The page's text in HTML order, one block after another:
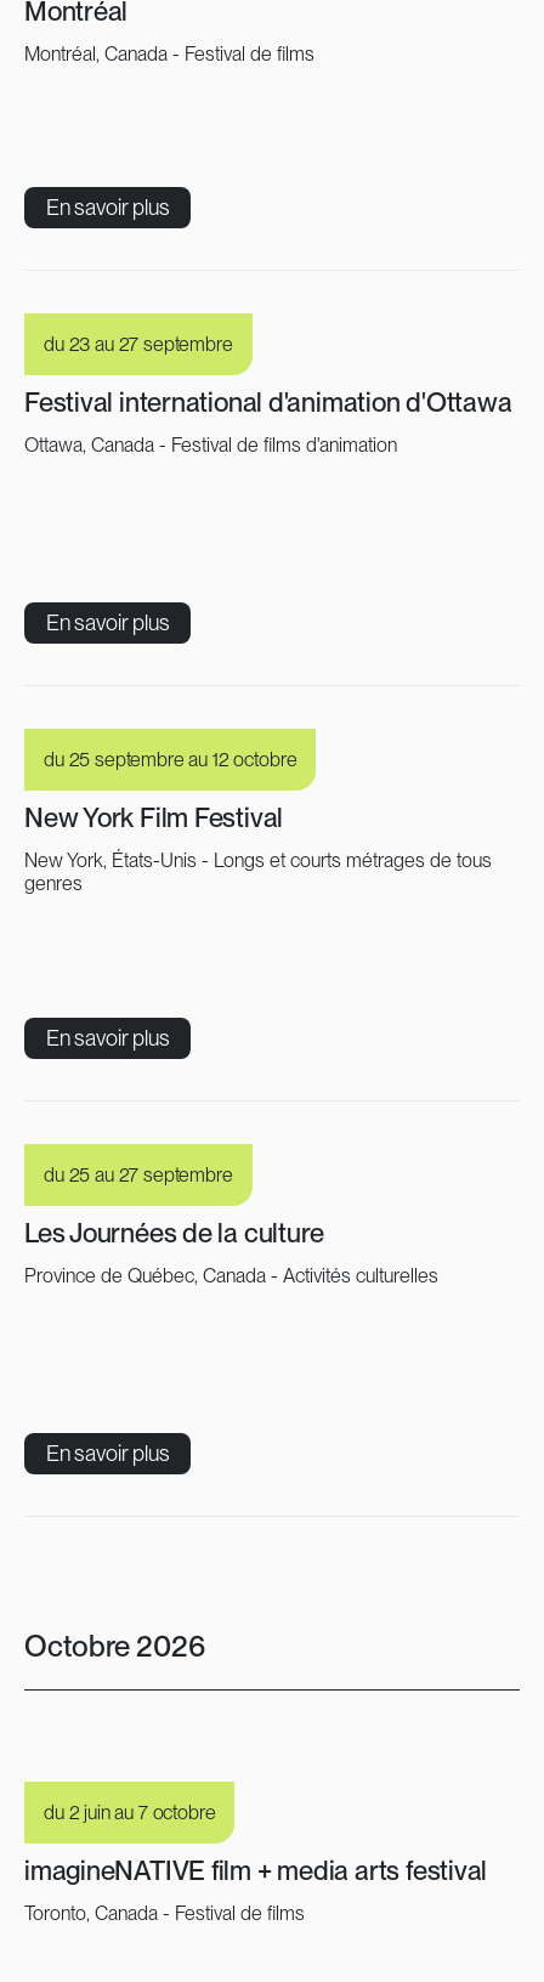
Montréal
Montréal, Canada - Festival de films
En savoir plus
du 23 au 27 septembre
Festival international d'animation d'Ottawa
Ottawa, Canada - Festival de films d'animation
En savoir plus
du 25 septembre au 12 octobre
New York Film Festival
New York, États-Unis - Longs et courts métrages de tous
genres
En savoir plus
du 25 au 27 septembre
Les Journées de la culture
Province de Québec, Canada - Activités culturelles
En savoir plus
Octobre 2026
du 2 juin au 7 octobre
imagineNATIVE film + media arts festival
Toronto, Canada - Festival de films